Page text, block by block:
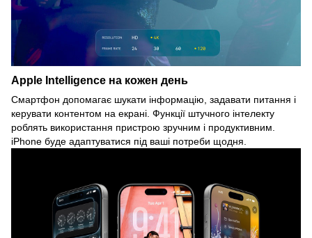
Apple Intelligence на кожен день
Смартфон допомагає шукати інформацію, задавати питання і
керувати контентом на екрані. Функції штучного інтелекту
роблять використання пристрою зручним і продуктивним.
iPhone буде адаптуватися під ваші потреби щодня.